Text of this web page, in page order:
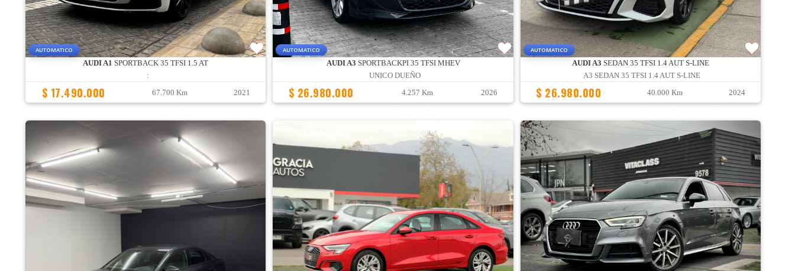
AUTOMATICO
AUDI A1 SPORTBACK 35 TFSI 1.5 AT
:
$ 17.490.000 67.700 Km 2021
AUTOMATICO
AUDI A3 SPORTBACKPI 35 TFSI MHEV
UNICO DUEÑO
$ 26.980.000 4.257 Km 2026
AUTOMATICO
AUDI A3 SEDAN 35 TFSI 1.4 AUT S-LINE
A3 SEDAN 35 TFSI 1.4 AUT S-LINE
$ 26.980.000 40.000 Km 2024